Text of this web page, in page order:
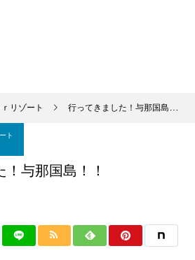
リゾート 行ってきました！与那国島！！
ト
与那国島！！